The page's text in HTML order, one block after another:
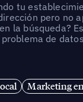
tu
pero no
la búsqueda?
de
Marketing